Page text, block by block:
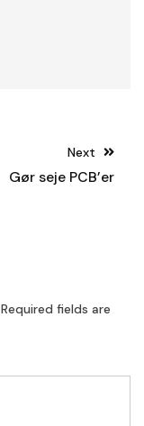
Next
Gør seje PCB’er
Required fields are